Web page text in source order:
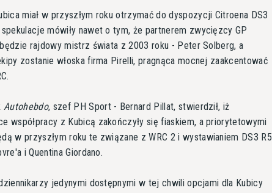
miał w przyszłym roku otrzymać do dyspozycji Citroena DS3
mówiły nawet o tym, że partnerem zwycięzcy GP
rajdowy mistrz świata z 2003 roku - Peter Solberg, a
zostanie włoska firma Pirelli, pragnąca mocnej zaakcentować
Autohebdo, szef PH Sport - Bernard Pillat, stwierdził, iż
współpracy z Kubicą zakończyły się fiaskiem, a priorytetowymi
w przyszłym roku te związane z WRC 2 i wystawianiem DS3 R5
i Quentina Giordano.
jedynymi dostępnymi w tej chwili opcjami dla Kubicy